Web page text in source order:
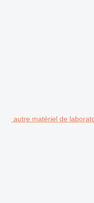
autre matériel de